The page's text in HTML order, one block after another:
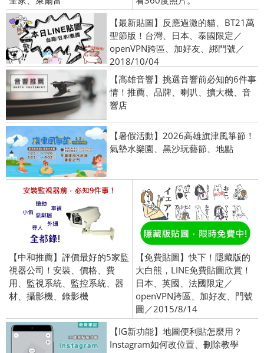
【最新貼圖】反應過激的貓、BT21萬
聖節版！台灣、日本、泰國限定／
openVPN跨區、加好友、綁門號／
2018/10/04
【高雄音響】挑選音響前必知的6件事
情！推薦、品牌、喇叭、擴大機、音
響店
【暑假活動】2026高雄旗津風箏節！
氣墊水樂園、黑沙玩藝節、地點
【中和推薦】評價最好的5家監
視器公司！安裝、價格、費
用、監視系統、監控系統、器
材、攝影機、錄影機
【免費貼圖】快下！隱藏版的
大白熊，LINE免費貼圖欣賞！
日本、英國、法國限定／
openVPN跨區、加好友、門號
圖／2015/8/14
【IG新功能】地圖便利貼怎麼用？
Instagram如何改位置、刪除教學